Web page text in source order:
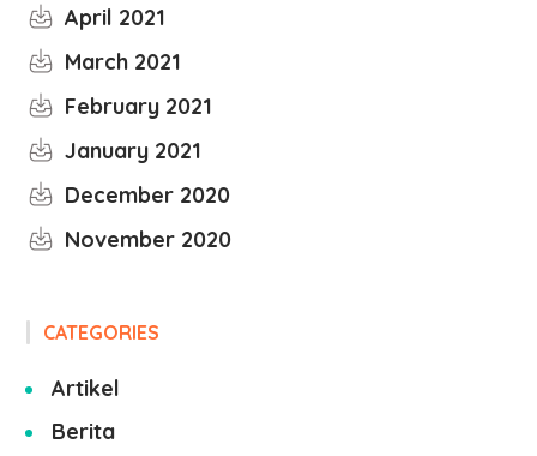
April 2021
March 2021
February 2021
January 2021
December 2020
November 2020
CATEGORIES
Artikel
Berita